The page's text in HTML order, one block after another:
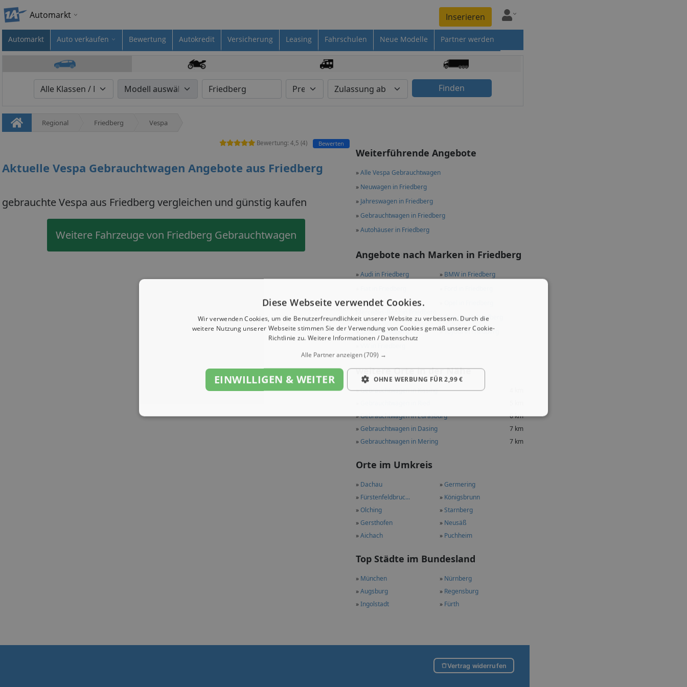
Automarkt Inserieren
Automarkt Auto verkaufen Bewertung Autokredit Versicherung Leasing Fahrschulen Neue Modelle Partner werden
Finden
Regional Friedberg Vespa
Weiterführende Angebote
»Alle Vespa Gebrauchtwagen
» Neuwagen in Friedberg
» Jahreswagen in Friedberg
»Gebrauchtwagen in Friedberg
»Autohäuser in Friedberg
Angebote nach Marken in Friedberg
»Audi in Friedberg » BMW in Friedberg
»
»Porsche in Friedberg
»Seat in Friedberg »Toyota in Friedberg
weitere Orte in der Nähe
»Gebrauchtwagen in Kissing
»Gebrauchtwagen in Eurasburg
6 km
»Gebrauchtwagen in Dasing
7 km
»Gebrauchtwagen in Mering 7 km
Orte im Umkreis
» Dachau »Germering
» Fürstenfeldbruc... » Königsbrunn
»Olching »Starnberg
»Gersthofen » Neusäß
»Aichach » Puchheim
Top Städte im Bundesland
» München » Nürnberg
»Augsburg » Regensburg
»Ingolstadt » Fürth
Bewertung: 4,5 (4) Bewerten
Aktuelle Vespa Gebrauchtwagen Angebote aus Friedberg
gebrauchte Vespa aus Friedberg vergleichen und günstig kaufen
Weitere Fahrzeuge von Friedberg Gebrauchtwagen
Vertrag widerrufen
Diese Webseite verwendet Cookies.
Wir verwenden Cookies, um die Benutzerfreundlichkeit unserer Website zu verbessern. Durch die
weitere Nutzung unserer Webseite stimmen Sie der Verwendung von Cookies gemäß unserer Cookie-
Richtlinie zu. Weitere Informationen / Datenschutz
Alle Partner anzeigen(709) →
EINWILLIGEN & WEITER OHNE WERBUNG FÜR 2,99 €